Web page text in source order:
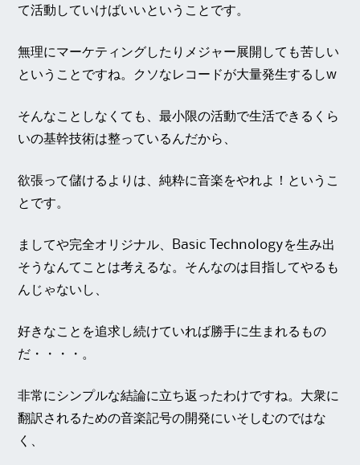
て活動していけばいいということです。
無理にマーケティングしたりメジャー展開しても苦しい
ということですね。クソなレコードが大量発生するしw
そんなことしなくても、最小限の活動で生活できるくら
いの基幹技術は整っているんだから、
欲張って儲けるよりは、純粋に音楽をやれよ！というこ
とです。
ましてや完全オリジナル、Basic Technologyを生み出
そうなんてことは考えるな。そんなのは目指してやるも
んじゃないし、
好きなことを追求し続けていれば勝手に生まれるもの
だ・・・・。
非常にシンプルな結論に立ち返ったわけですね。大衆に
翻訳されるための音楽記号の開発にいそしむのではな
く、